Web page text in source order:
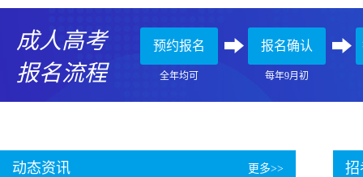
成人高考
报名流程
预约报名
全年均可
报名确认
每年9月初
更多>>
动态资讯 招